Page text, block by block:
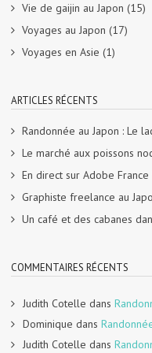
Vie de gaijin au Japon (15)
Voyages au Japon (17)
Voyages en Asie (1)
ARTICLES RÉCENTS
Randonnée au Japon : Le
Le marché aux poissons
En direct sur Adobe France
Graphiste freelance au
Un café et des cabanes
COMMENTAIRES RÉCENTS
Judith Cotelle dans
Dominique dans
Judith Cotelle dans